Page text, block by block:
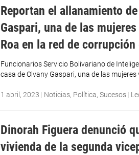
Reportan el allanamiento
Gaspari, una de las
Roa en la red de corrupción
Funcionarios Servicio Bolivariano de
casa de Olvany Gaspari, una de las mujeres
1 abril, 2023 | Noticias, Política,Sucesos |
Dinorah Figuera denunció
vivienda de la segunda